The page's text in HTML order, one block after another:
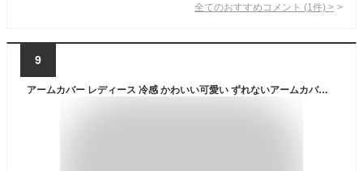
全てのおすすめコメント (1 件) >
9
アームカバー レディース 冷感 かわいい可愛い ずれないアームカバー スポーツ メンズ おしゃれ ひんやり UVカット【TK】接触冷感 吸汗速乾 ロング レディース ゴルフ ドライブ ランニング 登山 紫外線カット 日焼け対策 腕カバー 夏 涼しい